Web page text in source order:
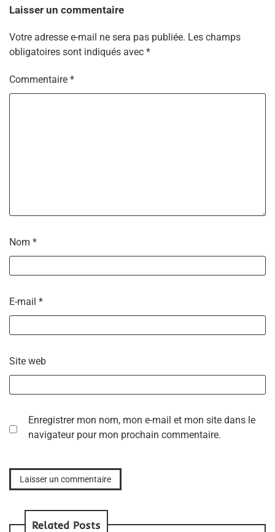
Laisser un commentaire
Votre adresse e-mail ne sera pas publiée. Les champs
obligatoires sont indiqués avec *
Commentaire *
Nom *
E-mail *
Site web
Enregistrer mon nom, mon e-mail et mon site dans le
navigateur pour mon prochain commentaire.
Related Posts